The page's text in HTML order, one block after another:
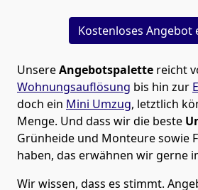
Kostenloses Angebot
UnsereAngebotspalette reicht
Wohnungsauflösung bis hin zur
doch ein Mini Umzug, letztlich
Menge. Und dass wir die beste
Grünheide und Monteure sowie
haben, das erwähnen wir gerne
Wir wissen, dass es stimmt.